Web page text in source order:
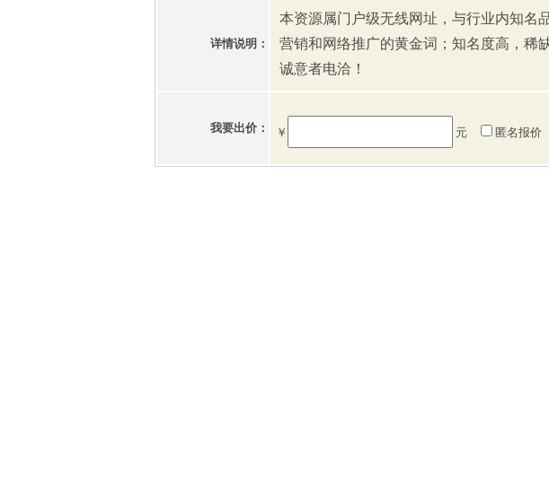
详情说明：
本资源属门户级无线网址，与行业内知名
营销和网络推广的黄金词；知名度高，稀
诚意者电洽！
我要出价： ￥ 元 匿名报价